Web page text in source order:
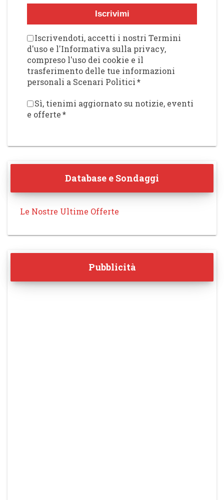
Iscrivimi
Iscrivendoti, accetti i nostri Termini
d'uso e l'Informativa sulla privacy,
compreso l'uso dei cookie e il
trasferimento delle tue informazioni
personali a Scenari Politici*
Sì, tienimi aggiornato su notizie, eventi
e offerte*
Database e Sondaggi
Le Nostre Ultime Offerte
Pubblicità